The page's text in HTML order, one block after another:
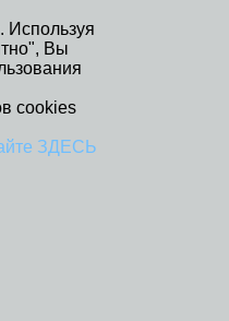
Используя
Вы
cookies
ЗДЕСЬ